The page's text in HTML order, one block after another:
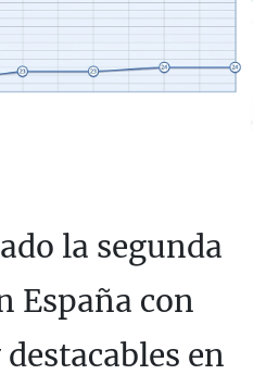
la segunda
España con
en